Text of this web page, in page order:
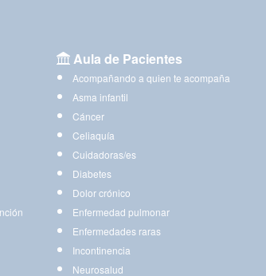
Aula de Pacientes
Acompañando a quien te acompaña
Asma infantil
Cáncer
Celiaquía
Cuidadoras/es
Diabetes
Dolor crónico
Enfermedad pulmonar
Enfermedades raras
Incontinencia
Neurosalud